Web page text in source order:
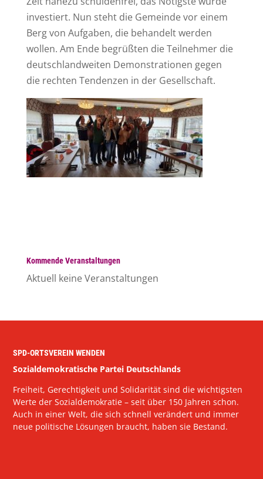
investiert. Nun steht die Gemeinde vor einem
Berg von Aufgaben, die behandelt werden
wollen. Am Ende begrüßten die Teilnehmer die
deutschlandweiten Demonstrationen gegen
die rechten Tendenzen in der Gesellschaft.
Kommende Veranstaltungen
Aktuell keine Veranstaltungen
SPD-ORTSVEREIN WENDEN
Sozialdemokratische Partei Deutschlands
Freiheit, Gerechtigkeit und Solidarität sind die wichtigsten
Werte der Sozialdemokratie – seit über 150 Jahren schon.
Auch in einer Welt, die sich schnell verändert und immer
neue politische Lösungen braucht, haben sie Bestand.